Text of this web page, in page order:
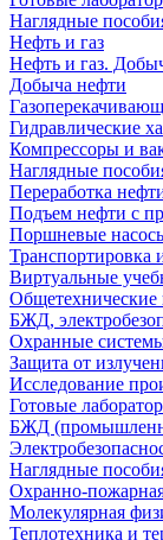
Наглядные
Нефть и газ
Нефть и газ.
Добыча нефти
Гидравлические
Компрессоры и
Наглядные
Переработка
Подъем нефти с
Поршневые
Транспортировка
Виртуальные
Общетехнические
БЖД,
Охранные
Защита от
Исследование
Готовые
БЖД
Наглядные
Охранно-
Молекулярная
Теплотехника и